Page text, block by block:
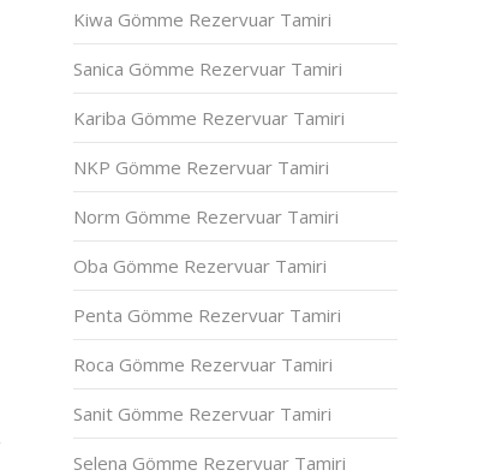
Kiwa Gömme Rezervuar Tamiri
Sanica Gömme Rezervuar Tamiri
Kariba Gömme Rezervuar Tamiri
NKP Gömme Rezervuar Tamiri
Norm Gömme Rezervuar Tamiri
Oba Gömme Rezervuar Tamiri
Penta Gömme Rezervuar Tamiri
Roca Gömme Rezervuar Tamiri
Sanit Gömme Rezervuar Tamiri
Selena Gömme Rezervuar Tamiri